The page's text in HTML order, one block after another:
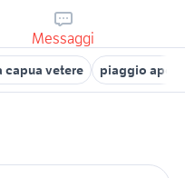
Messaggi
capua vetere piaggio ape